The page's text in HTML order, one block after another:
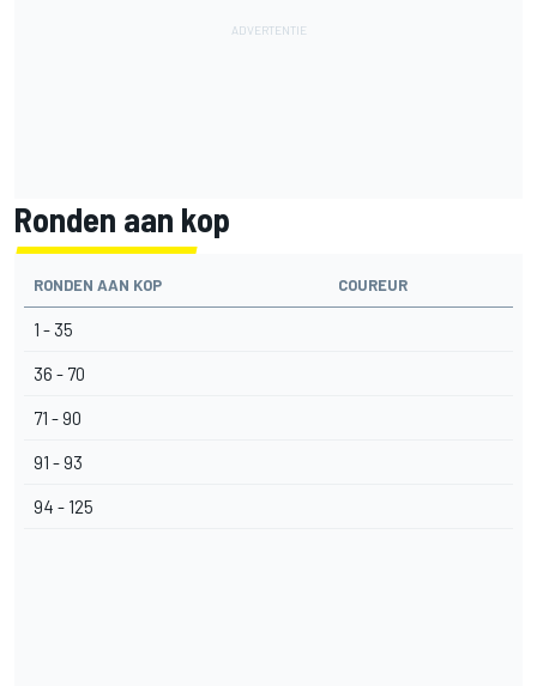
Ronden aan kop
RONDEN AAN KOP COUREUR
1 - 35
36 - 70
71 - 90
91 - 93
94 - 125